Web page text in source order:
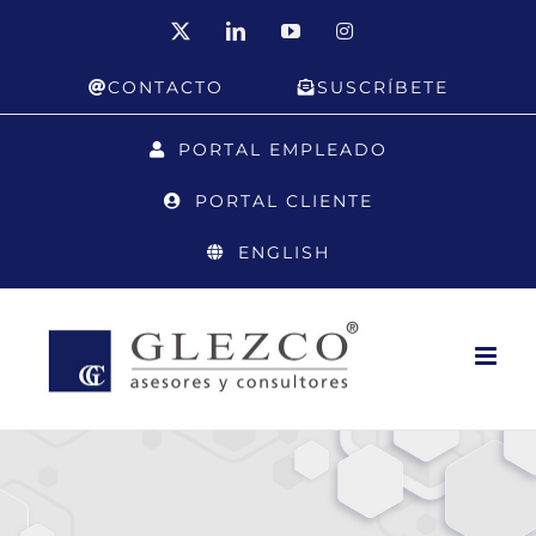
LinkedInYouTubeInstagram
CONTACTO SUSCRÍBETE
PORTAL EMPLEADO
PORTAL CLIENTE
ENGLISH